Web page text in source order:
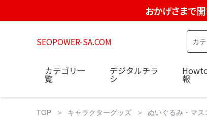
おかげさまで
SEOPOWER-SA.COM
カテゴリ一
覧
デジタルチラ
シ 報
TOP キャラクターグッズ
ぬいぐるみ・マス